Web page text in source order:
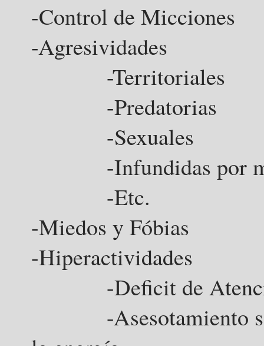
-Control de Micciones
-Agresividades
-Territoriales
-Predatorias
-Sexuales
-Infundidas por
-Etc.
-Miedos y Fóbias
-Hiperactividades
-Deficit de
-Asesotamiento